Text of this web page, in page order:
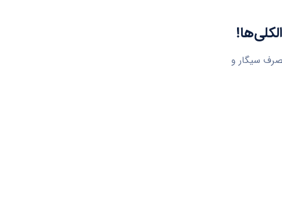
به علت مصرف سیگار و